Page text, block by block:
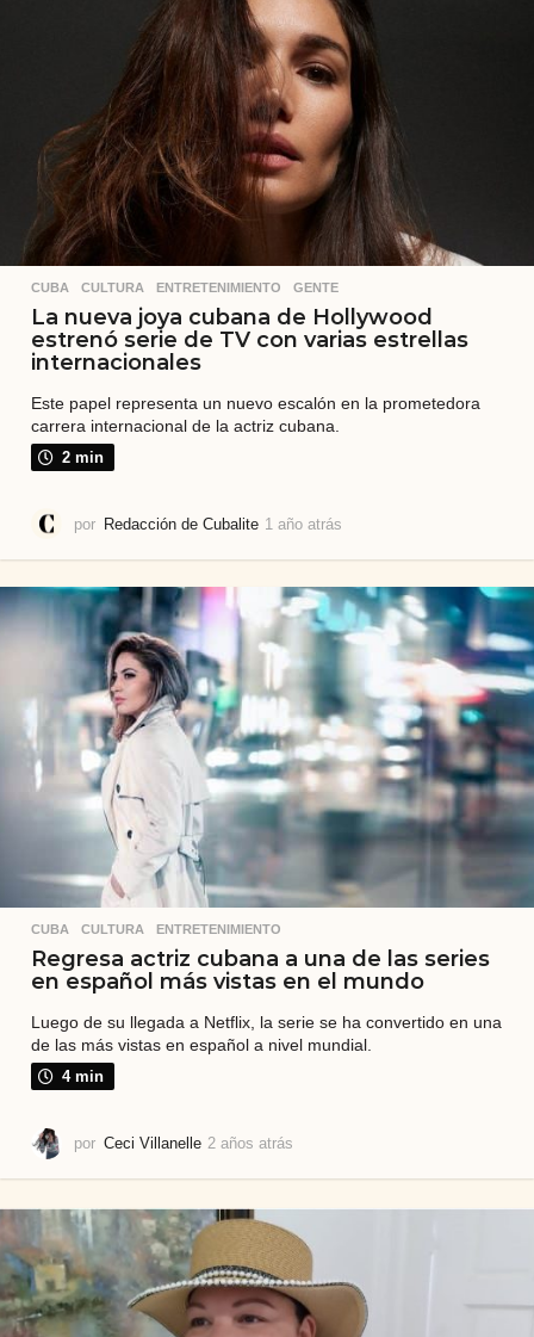
á
s
CUBA ,CULTURA ,ENTRETENIMIENTO ,GENTE
La nueva joya cubana de Hollywood
estrenó serie de TV con varias estrellas
internacionales
Este papel representa un nuevo escalón en la prometedora
carrera internacional de la actriz cubana.
2 min
por Redacción de Cubalite 1 año atrás
o
a
t
s
CUBA ,CULTURA ,ENTRETENIMIENTO
Regresa actriz cubana a una de las series
en español más vistas en el mundo
Luego de su llegada a Netflix, la serie se ha convertido en una
de las más vistas en español a nivel mundial.
4 min
por Ceci Villanelle 2 años atrás
o
s
a
t
r
á